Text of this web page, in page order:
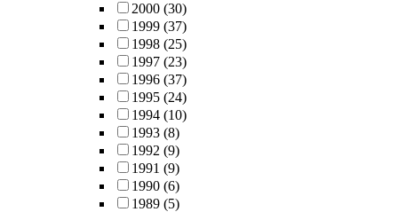
2000 (30)
1999 (37)
1998 (25)
1997 (23)
1996 (37)
1995 (24)
1994 (10)
1993 (8)
1992 (9)
1991 (9)
1990 (6)
1989 (5)